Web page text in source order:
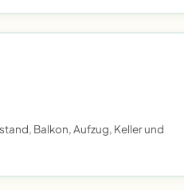
Balkon, Aufzug, Keller und